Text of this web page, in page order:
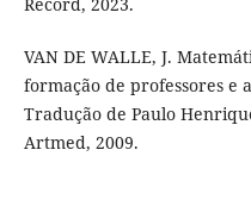
VAN DE WALLE, J.
formação de professores e
Tradução de Paulo
Artmed, 2009.